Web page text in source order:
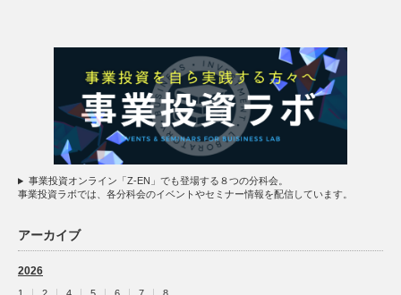
事業投資オンライン「Z-EN」でも登場する８つの分科会。
事業投資ラボでは、各分科会のイベントやセミナー情報を配信しています。
アーカイブ
2026